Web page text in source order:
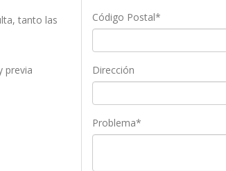
tanto las
previa
Código Postal*
Dirección
Problema*